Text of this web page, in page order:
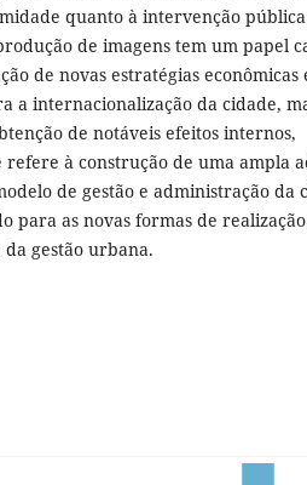
quanto à intervenção
de imagens tem um papel
de novas estratégias econômicas
a internacionalização da cidade,
de notáveis efeitos internos,
à construção de uma ampla
de gestão e administração da
para as novas formas de
gestão urbana.